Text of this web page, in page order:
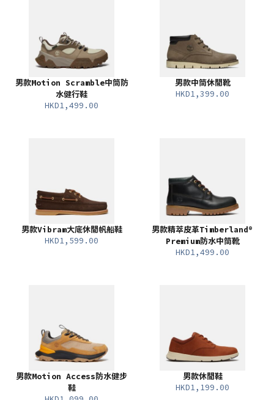
男款Motion Scramble中筒防
水健行鞋
HKD1,499.00
男款中筒休閒靴
HKD1,399.00
男款Vibram大底休閒帆船鞋
HKD1,599.00
男款精萃皮革Timberland®
Premium防水中筒靴
HKD1,499.00
男款Motion Access防水健步
鞋
男款休閒鞋
HKD1,199.00